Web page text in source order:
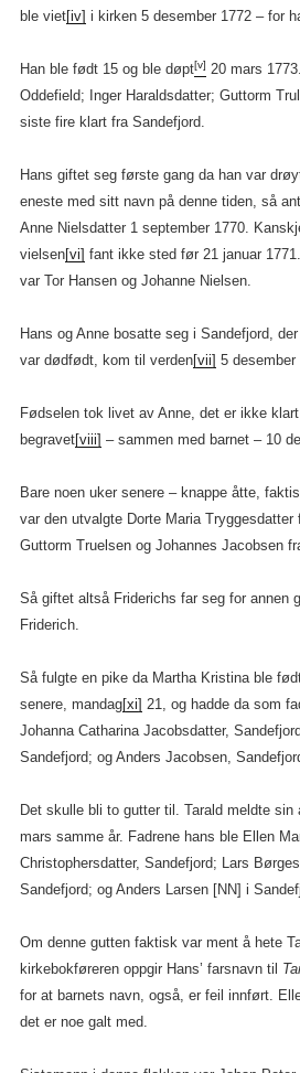
ble viet[iv] i kirken 5 desember 1772 – for
Han ble født 15 og ble døpt[v] 20 mars
Oddefield; Inger Haraldsdatter; Guttorm
siste fire klart fra Sandefjord.
Hans giftet seg første gang da han var
eneste med sitt navn på denne tiden, så
Anne Nielsdatter 1 september 1770.
vielsen[vi] fant ikke sted før 21 januar
var Tor Hansen og Johanne Nielsen.
Hans og Anne bosatte seg i Sandefjord,
var dødfødt, kom til verden[vii] 5 desember
Fødselen tok livet av Anne, det er ikke
begravet[viii] – sammen med barnet – 10
Bare noen uker senere – knappe åtte,
var den utvalgte Dorte Maria
Guttorm Truelsen og Johannes Jacobsen
Så giftet altså Friderichs far seg for annen
Friderich.
Så fulgte en pike da Martha Kristina ble
senere, mandag[xi] 21, og hadde da som
Johanna Catharina Jacobsdatter,
Sandefjord; og Anders Jacobsen,
Det skulle bli to gutter til. Tarald meldte
mars samme år. Fadrene hans ble Ellen
Christophersdatter, Sandefjord; Lars
Sandefjord; og Anders Larsen [NN] i
Om denne gutten faktisk var ment å hete
kirkebokføreren oppgir Hans’ farsnavn til
for at barnets navn, også, er feil innført.
det er noe galt med.